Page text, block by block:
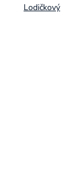
Lodičkový